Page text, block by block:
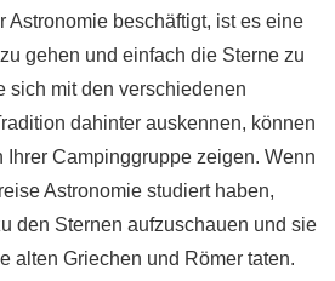
Astronomie beschäftigt, ist es eine
gehen und einfach die Sterne zu
sich mit den verschiedenen
dahinter auskennen, können
Ihrer Campinggruppe zeigen. Wenn
Astronomie studiert haben,
den Sternen aufzuschauen und sie
alten Griechen und Römer taten.